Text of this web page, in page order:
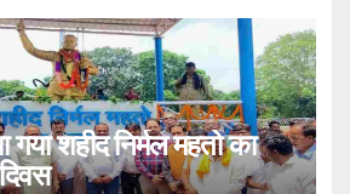
गया शहीद निर्मल महतो का